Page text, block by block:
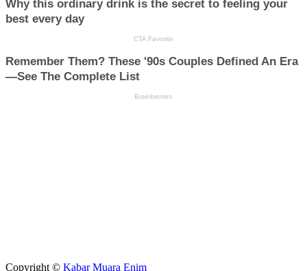
Copyright © Kabar Muara Enim